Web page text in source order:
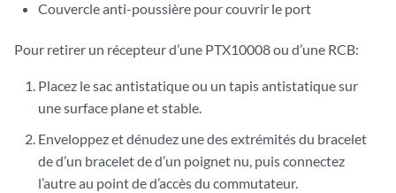
Couvercle anti-poussière pour couvrir le port
Pour retirer un récepteur d’une PTX10008 ou d’une RCB:
Placez le sac antistatique ou un tapis antistatique sur
une surface plane et stable.
Enveloppez et dénudez une des extrémités du bracelet
de d’un bracelet de d’un poignet nu, puis connectez
l’autre au point de d’accès du commutateur.